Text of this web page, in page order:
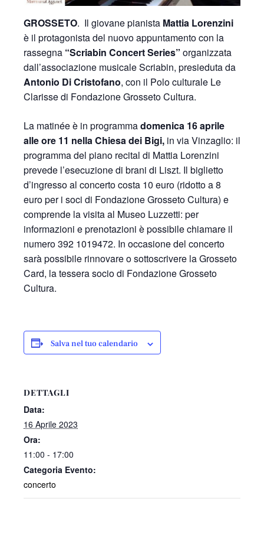
GROSSETO. Il giovane pianista Mattia Lorenzini
è il protagonista del nuovo appuntamento con la
rassegna “Scriabin Concert Series” organizzata
dall’associazione musicale Scriabin, presieduta da
Antonio Di Cristofano, con il Polo culturale Le
Clarisse di Fondazione Grosseto Cultura.
La matinée è in programmadomenica 16 aprile
alle ore 11 nella Chiesa dei Bigi, in via Vinzaglio: il
programma del piano recital di Mattia Lorenzini
prevede l’esecuzione di brani di Liszt. Il biglietto
d’ingresso al concerto costa 10 euro (ridotto a 8
euro per i soci di Fondazione Grosseto Cultura) e
comprende la visita al Museo Luzzetti: per
informazioni e prenotazioni è possibile chiamare il
numero 392 1019472. In occasione del concerto
sarà possibile rinnovare o sottoscrivere la Grosseto
Card, la tessera socio di Fondazione Grosseto
Cultura.
Salva nel tuo calendario
DETTAGLI
Data:
16 Aprile 2023
Ora:
11:00 - 17:00
Categoria Evento:
concerto